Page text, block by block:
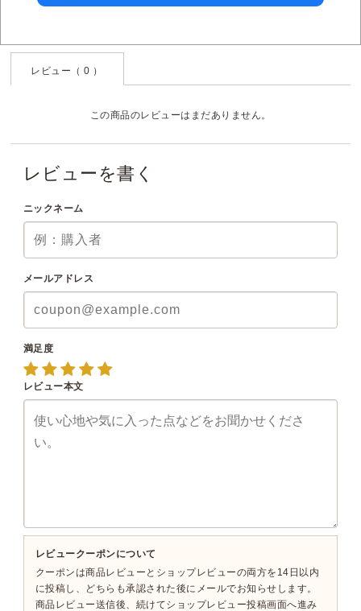
レビュー（ 0 ）
この商品のレビューはまだありません。
レビューを書く
ニックネーム
メールアドレス
満足度
レビュー本文
レビュークーポンについて
クーポンは商品レビューとショップレビューの両方を14日以内
に投稿し、どちらも承認された後にメールでお知らせします。
商品レビュー送信後、続けてショップレビュー投稿画面へ進み